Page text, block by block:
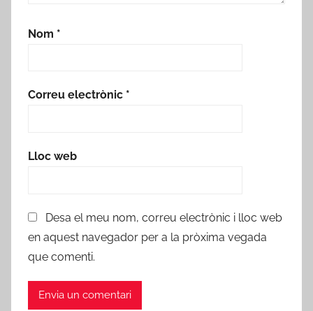
Nom *
Correu electrònic *
Lloc web
Desa el meu nom, correu electrònic i lloc web
en aquest navegador per a la pròxima vegada
que comenti.